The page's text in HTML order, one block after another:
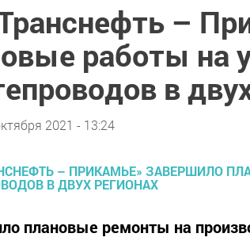
–
работы на
в
2021 - 13:24
плановые ремонты на